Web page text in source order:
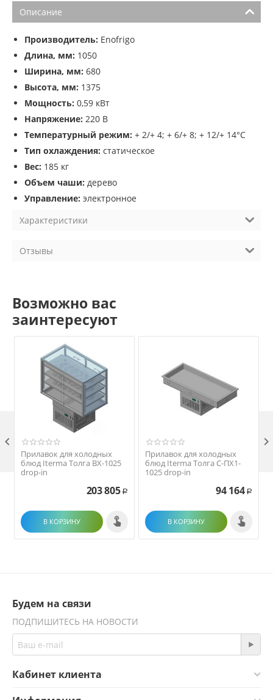
Описание
Производитель: Enofrigo
Длина, мм: 1050
Ширина, мм: 680
Высота, мм: 1375
Мощность: 0,59 кВт
Напряжение: 220 В
Температурный режим: + 2/+ 4; + 6/+ 8; + 12/+ 14°С
Тип охлаждения: статическое
Вес: 185 кг
Объем чаши: дерево
Управление: электронное
Характеристики
Отзывы
Возможно вас
заинтересуют
Прилавок для холодных
блюд Iterma Толга ВХ-1025
drop-in
203 805 Р
В КОРЗИНУ
Прилавок для холодных
блюд Iterma Толга С-ПХ1-
1025 drop-in
94 164 Р
В КОРЗИНУ
 
Будем на связи
ПОДПИШИТЕСЬ НА НОВОСТИ
Кабинет клиента